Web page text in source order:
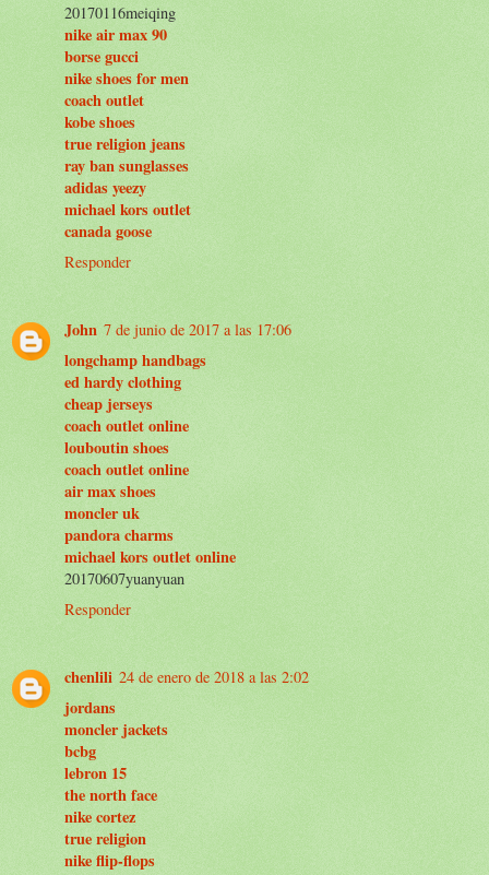
20170116meiqing
nike air max 90
borse gucci
nike shoes for men
coach outlet
kobe shoes
true religion jeans
ray ban sunglasses
adidas yeezy
michael kors outlet
canada goose
Responder
John 7 de junio de 2017 a las 17:06
longchamp handbags
ed hardy clothing
cheap jerseys
coach outlet online
louboutin shoes
coach outlet online
air max shoes
moncler uk
pandora charms
michael kors outlet online
20170607yuanyuan
Responder
chenlili 24 de enero de 2018 a las 2:02
jordans
moncler jackets
bcbg
lebron 15
the north face
nike cortez
true religion
nike flip-flops